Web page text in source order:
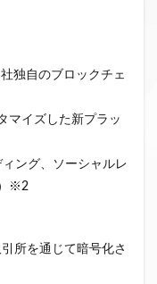
独自のブロックチェ
マイズした新プラッ
ィング、ソーシャルレ
※2
所を通じて暗号化さ